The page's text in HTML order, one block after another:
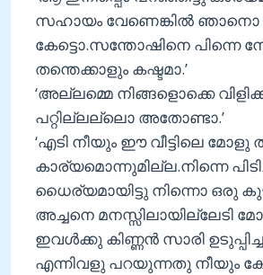
സഹായം വേണെങ്കില്‍ ഞാനൊ
കേട്ടൊ.സന്തോഷിനെ പിന്നെ
തന്തെക്കാളും കഷ്ടമാ.’
‘അല്ലമ്മെ നിങ്ങളൊക്കെ
പറ്റില്ലല്ലൊ അതോണ്ടാ.’
‘എടി നീയും ഈ വീട്ടിലെ മോളു
കാര്യമൊന്നുമില്ല.നിന്നെ
ധൈര്യമായിട്ടു നിന്നൊ ഒരു
അച്ചനെ മനസ്സിലായില്ലേടി
ഇവള്‍ക്കു കിണ്ണന്‍ സാരി
എന്നിവളു പറയുന്നതു നീയും